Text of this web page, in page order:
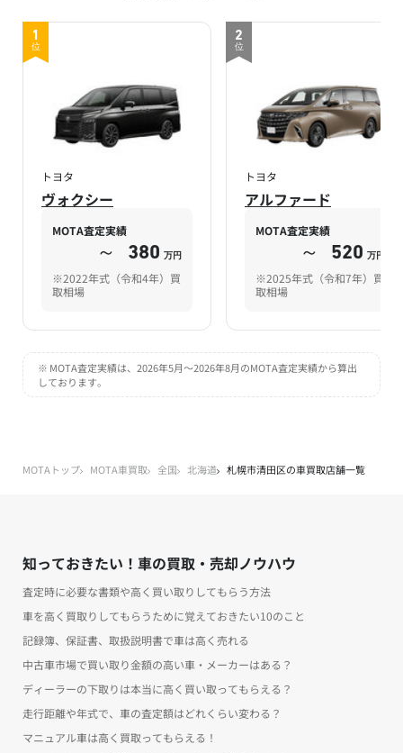
1
位
トヨタ
ヴォクシー
MOTA査定実績
～ 380 万円
※2022年式（令和4年）買
取相場
2
位
トヨタ
アルファード
MOTA査定実績
～ 520 万円
※2025年式（令和7年）買
取相場
※ MOTA査定実績は、2026年5月～2026年8月のMOTA査定実績から算出
しております。
MOTAトップ MOTA車買取 全国 北海道 札幌市清田区の車買取店舗一覧
知っておきたい！車の買取・売却ノウハウ
査定時に必要な書類や高く買い取りしてもらう方法
車を高く買取りしてもらうために覚えておきたい10のこと
記録簿、保証書、取扱説明書で車は高く売れる
中古車市場で買い取り金額の高い車・メーカーはある？
ディーラーの下取りは本当に高く買い取ってもらえる？
走行距離や年式で、車の査定額はどれくらい変わる？
マニュアル車は高く買取ってもらえる！